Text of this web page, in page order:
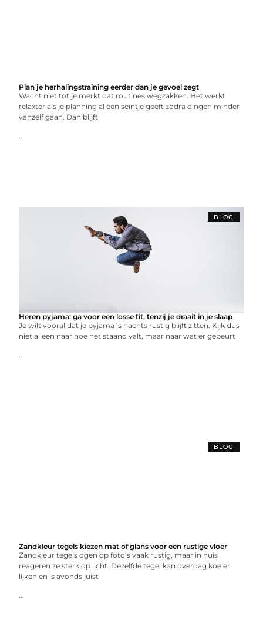
Plan je herhalingstraining eerder dan je gevoel zegt
Wacht niet tot je merkt dat routines wegzakken. Het werkt
relaxter als je planning al een seintje geeft zodra dingen minder
vanzelf gaan. Dan blijft
...
BLOG
Heren pyjama: ga voor een losse fit, tenzij je draait in je slaap
Je wilt vooral dat je pyjama ’s nachts rustig blijft zitten. Kijk dus
niet alleen naar hoe het staand valt, maar naar wat er gebeurt
...
BLOG
Zandkleur tegels kiezen mat of glans voor een rustige vloer
Zandkleur tegels ogen op foto’s vaak rustig, maar in huis
reageren ze sterk op licht. Dezelfde tegel kan overdag koeler
lijken en ’s avonds juist
...